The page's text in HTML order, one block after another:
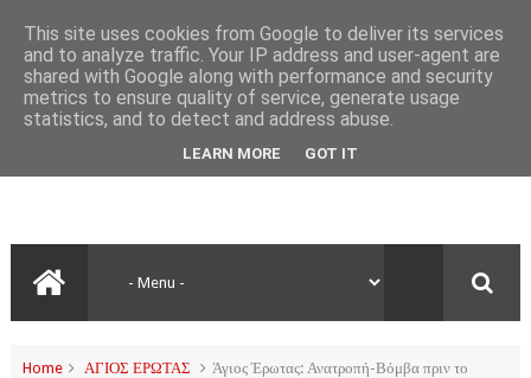
Home ΑΓΙΟΣ ΕΡΩΤΑΣ
Άγιος Έρωτας: Ανατροπή-Βόμβα πριν το
This site uses cookies from Google to deliver its services
and to analyze traffic. Your IP address and user-agent are
shared with Google along with performance and security
metrics to ensure quality of service, generate usage
statistics, and to detect and address abuse.
LEARN MORE GOT IT